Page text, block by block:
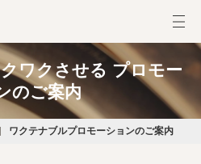
ワクさせる プロモー
のご案内
ワクテナブルプロモーションのご案内